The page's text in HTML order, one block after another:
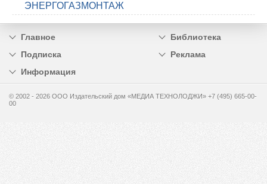
ЭНЕРГОГАЗМОНТАЖ
Главное
Библиотека
Подписка
Реклама
Информация
© 2002 - 2026 OOO Издательский дом «МЕДИА ТЕХНОЛОДЖИ» +7 (495) 665-00-
00